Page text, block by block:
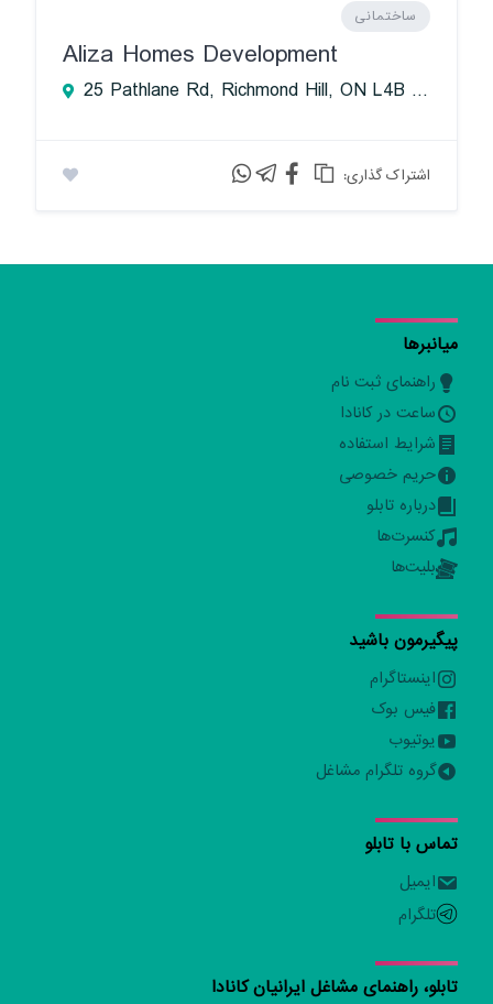
ساختمانی
Aliza Homes Development
25 Pathlane Rd, Richmond Hill, ON L4B 4A6, Canada
:اشتراک گذاری
میانبرها
راهنمای ثبت نام
ساعت در کانادا
شرایط استفاده
حریم خصوصی
درباره تابلو
کنسرت‌ها
بلیت‌ها
پیگیرمون باشید
اینستاگرام
فیس بوک
یوتیوب
گروه تلگرام مشاغل
تماس با تابلو
ایمیل
تلگرام
تابلو، راهنمای مشاغل ایرانیان کانادا